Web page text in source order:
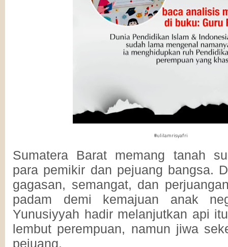
#ulilamrisyafri
Sumatera Barat memang tanah
para pemikir dan pejuang bangsa.
gagasan, semangat, dan
padam demi kemajuan anak
Yunusiyyah hadir melanjutkan api
lembut perempuan, namun jiwa
pejuang.